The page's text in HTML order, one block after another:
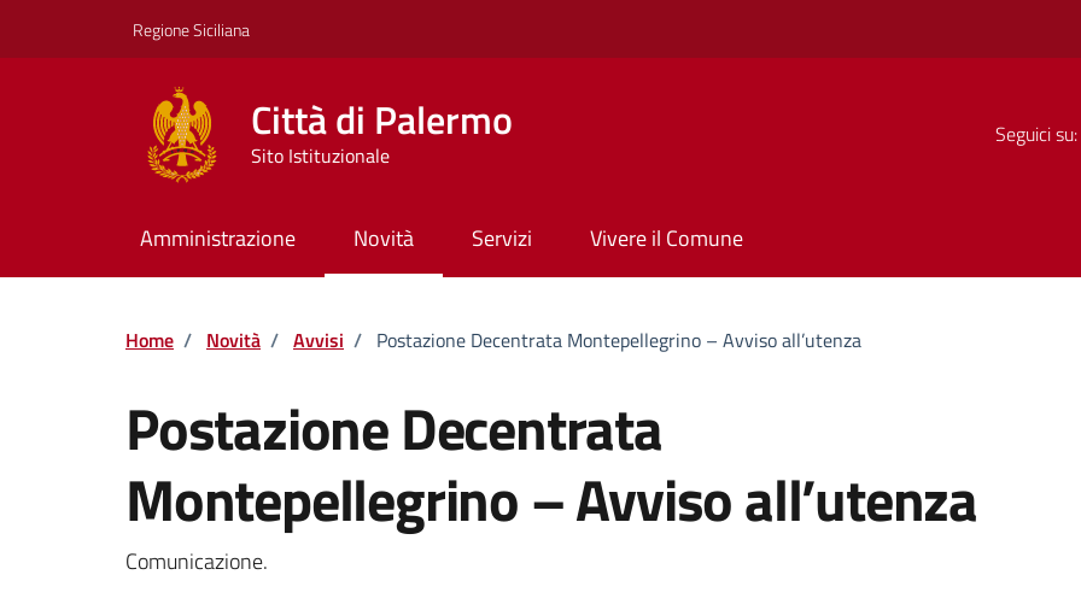
Regione Siciliana
Città di Palermo
Sito Istituzionale
Seguici su:
Amministrazione Novità Servizi Vivere il Comune
Home / Novità / Avvisi / Postazione Decentrata Montepellegrino – Avviso all’utenza
Postazione Decentrata
Montepellegrino – Avviso all’utenza
Dettagli della notizia
Comunicazione.